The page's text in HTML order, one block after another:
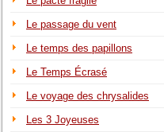
Le passage du vent
Le temps des papillons
Le Temps Écrasé
Le voyage des chrysalides
Les 3 Joyeuses